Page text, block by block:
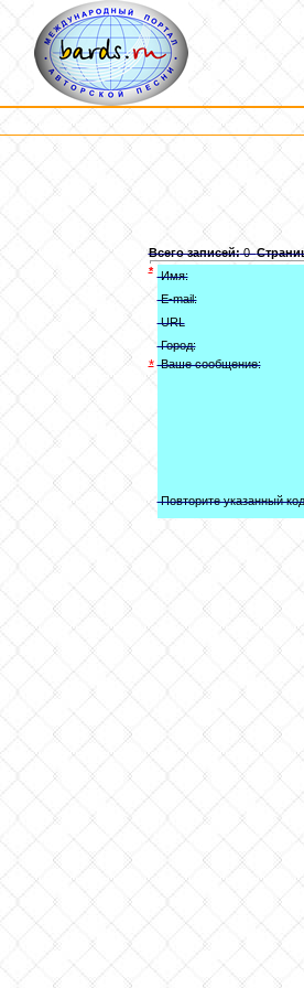
Всего записей:0
* Имя:
E-mail:
URL
Город:
* Ваше сообщение:
Повторите указанный